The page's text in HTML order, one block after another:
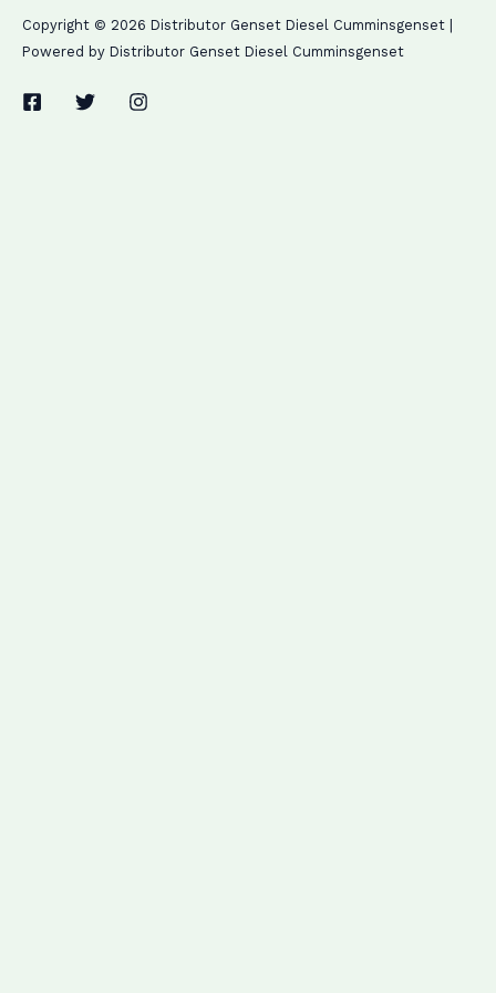
Copyright © 2026 Distributor Genset Diesel Cumminsgenset |
Powered by Distributor Genset Diesel Cumminsgenset